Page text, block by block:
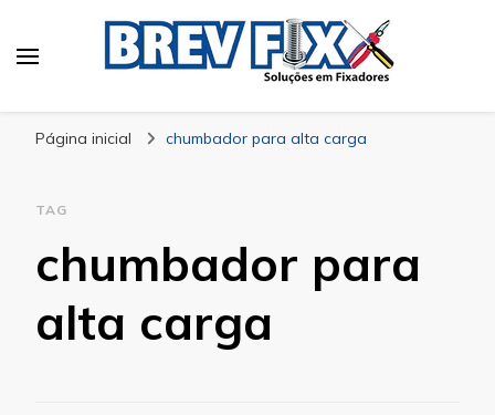
Página inicial chumbador para alta carga
TAG
chumbador para
alta carga